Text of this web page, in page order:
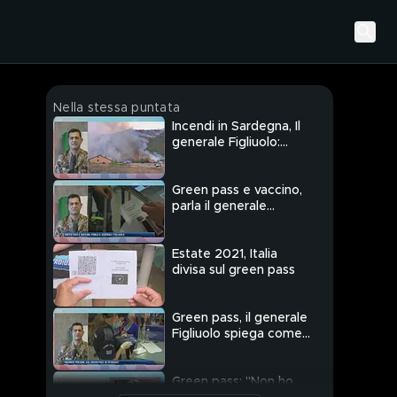
Nella stessa puntata
Incendi in Sardegna, Il
generale Figliuolo:
Green pass e vaccino,
parla il generale
Estate 2021, Italia
divisa sul green pass
Green pass, il generale
Figliuolo spiega come
prezzo calmierato"
Green pass: "Non ho